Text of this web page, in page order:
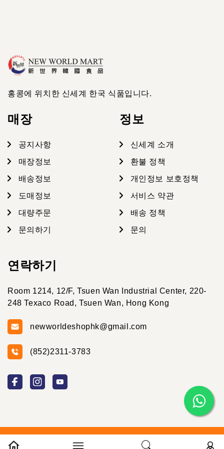
홍콩에 위치한 신세계 한국 식품입니다.
매장
공지사항
매장정보
배송정보
도매정보
대량주문
문의하기
정보
신세계 소개
환불 정책
개인정보 보호정책
서비스 약관
배송 정책
문의
연락하기
Room 1214, 12/F, Tsuen Wan Industrial Center, 220-
248 Texaco Road, Tsuen Wan, Hong Kong
newworldeshophk@gmail.com
(852)2311-3783
© 2026 New World E-shop 2024 Created By New